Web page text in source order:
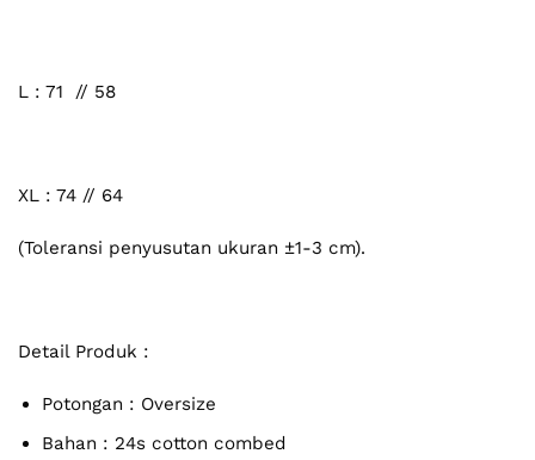
L : 71 // 58
XL : 74 // 64
(Toleransi penyusutan ukuran ±1-3 cm).
Detail Produk :
Potongan : Oversize
Bahan : 24s cotton combed